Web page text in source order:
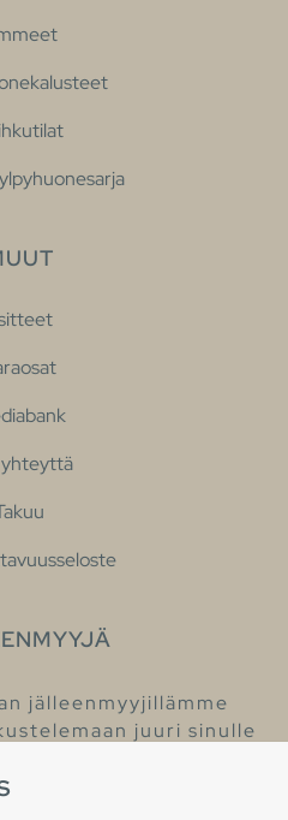
jälleenmyyjillämme
juuri sinulle